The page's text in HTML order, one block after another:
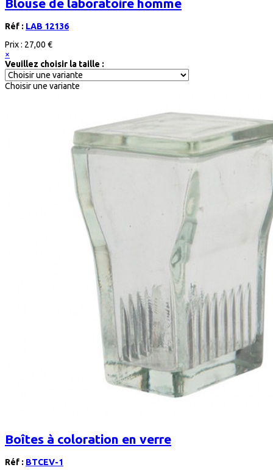
Blouse de laboratoire homme
Réf : LAB 12136
Prix : 27,00 €
×
Veuillez choisir la taille :
Choisir une variante
Boîtes à coloration en verre
Réf : BTCEV-1